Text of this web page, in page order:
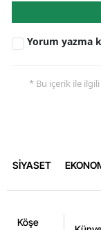
Yorum yazma
* Bu içerik ile
SİYASET
Köşe